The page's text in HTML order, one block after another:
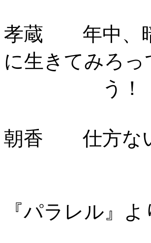
孝蔵 年中、暗
に生きてみろ
う！
朝香 仕方ない
『パラレル』よ